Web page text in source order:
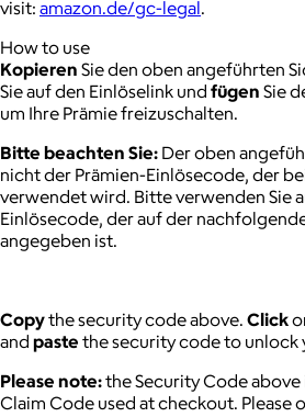
visit: amazon.de/gc-legal.
How to use
Kopieren Sie den oben angeführten
Sie auf den Einlöselink und fügen Sie
um Ihre Prämie freizuschalten.
Bitte beachten Sie: Der oben
nicht der Prämien-Einlösecode, der
verwendet wird. Bitte verwenden Sie
Einlösecode, der auf der
angegeben ist.
Copythe security code above. Click
and paste the security code to unlock
Please note:the Security Code
Claim Code used at checkout. Please